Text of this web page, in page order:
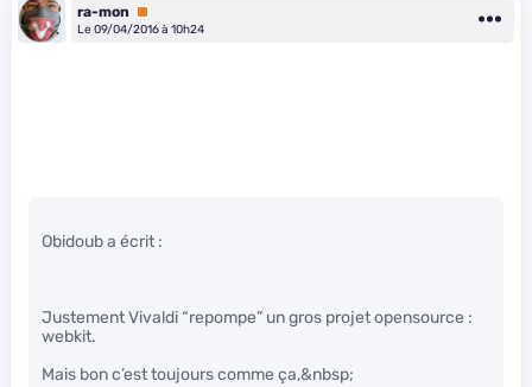
ra-mon
Premium
Le 09/04/2016 à 10h24
Obidoub a écrit :
Justement Vivaldi “repompe” un gros projet opensource :
webkit.
Mais bon c’est toujours comme ça,&nbsp;